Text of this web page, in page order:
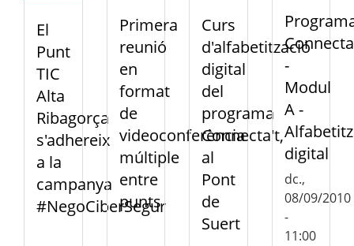
El
Punt
TIC
Alta
Ribagorça
s'adhereix
a la
campanya
#NegoCiberSegur
Primera
reunió
en
format
de
videoconferència
múltiple
entre
punts
Curs
d'alfabetització
digital
del
programa
Connecta't,
al
Pont
de
Suert
-
Modul
A -
digital
dc.,
08/09/2010
-
11:00